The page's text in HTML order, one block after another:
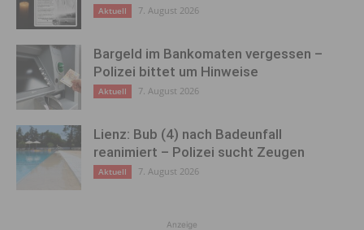
Aktuell 7. August 2026
Bargeld im Bankomaten vergessen –
Polizei bittet um Hinweise
Aktuell 7. August 2026
Lienz: Bub (4) nach Badeunfall
reanimiert – Polizei sucht Zeugen
Aktuell 7. August 2026
Anzeige